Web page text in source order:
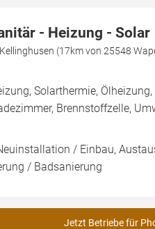
- Heizung - Solar
(17km von 25548
Solarthermie,
Brennstoffzelle,
/ Einbau,
/ Badsanierung
Jetzt Betriebe für